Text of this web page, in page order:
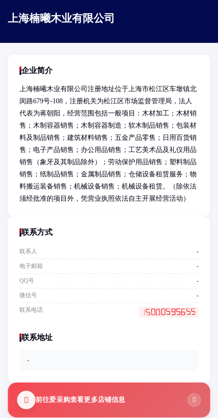
上海楠曦木业有限公司
企业简介
上海楠曦木业有限公司注册地址位于上海市松江区车墩镇北
闵路679号-108，注册机关为松江区市场监督管理局，法人
代表为蒋朝阳，经营范围包括一般项目：木材加工；木材销
售；木制容器销售；木制容器制造；软木制品销售；包装材
料及制品销售；建筑材料销售；五金产品零售；日用百货销
售；电子产品销售；办公用品销售；工艺美术品及礼仪用品
销售（象牙及其制品除外）；劳动保护用品销售；塑料制品
销售；纸制品销售；金属制品销售；仓储设备租赁服务；物
料搬运装备销售；机械设备销售；机械设备租赁。（除依法
须经批准的项目外，凭营业执照依法自主开展经营活动）
联系方式
联系人 -
电子邮箱 -
QQ号 -
微信号 -
联系电话
联系地址
-
前往爱采购查看更多店铺信息